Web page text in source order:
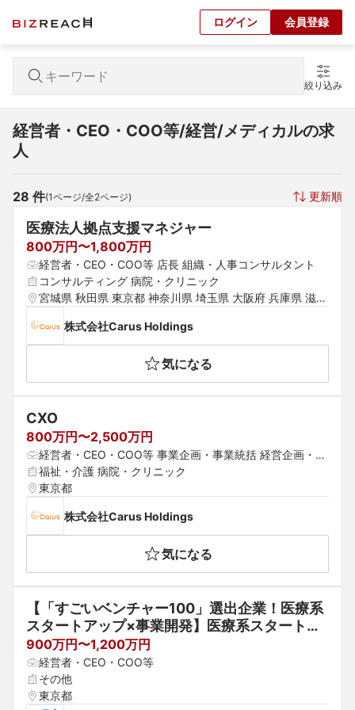
ログイン 会員登録
絞り込み
経営者・CEO・COO等/経営/メディカルの求
人
28 件(1ページ/全2ページ) 更新順
医療法人拠点支援マネジャー
800万円〜1,800万円
経営者・CEO・COO等 店長 組織・人事コンサルタント
コンサルティング 病院・クリニック
宮城県 秋田県 東京都 神奈川県 埼玉県 大阪府 兵庫県 滋賀
株式会社Carus Holdings
気になる
CXO
800万円〜2,500万円
経営者・CEO・COO等 事業企画・事業統括 経営企画・経
営戦略
福祉・介護 病院・クリニック
東京都
株式会社Carus Holdings
気になる
【「すごいベンチャー100」選出企業！医療系
スタートアップ×事業開発】医療系スタートア
ップでの事業開発マネージャー担当/子どもを
望む方々が子どもを授かることができる世の中
を目指して
900万円〜1,200万円
経営者・CEO・COO等
その他
東京都